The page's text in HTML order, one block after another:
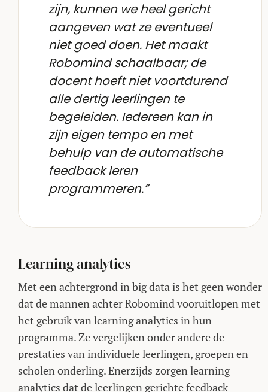
zijn, kunnen we heel gericht
aangeven wat ze eventueel
niet goed doen. Het maakt
Robomind schaalbaar; de
docent hoeft niet voortdurend
alle dertig leerlingen te
begeleiden. Iedereen kan in
zijn eigen tempo en met
behulp van de automatische
feedback leren
programmeren.”
Learning analytics
Met een achtergrond in big data is het geen wonder
dat de mannen achter Robomind vooruitlopen met
het gebruik van learning analytics in hun
programma. Ze vergelijken onder andere de
prestaties van individuele leerlingen, groepen en
scholen onderling. Enerzijds zorgen learning
analytics dat de leerlingen gerichte feedback